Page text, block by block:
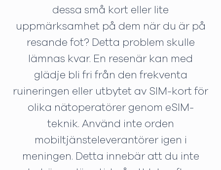
dessa små kort eller lite
uppmärksamhet på dem när du är på
resande fot? Detta problem skulle
lämnas kvar. En resenär kan med
glädje bli fri från den frekventa
ruineringen eller utbytet av SIM-kort för
olika nätoperatörer genom eSIM-
teknik. Använd inte orden
mobiltjänsteleverantörer igen i
meningen. Detta innebär att du inte